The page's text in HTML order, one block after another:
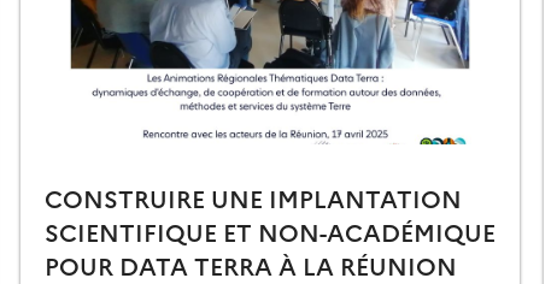
CONSTRUIRE UNE IMPLANTATION
SCIENTIFIQUE ET NON-ACADÉMIQUE
POUR DATA TERRA À LA RÉUNION